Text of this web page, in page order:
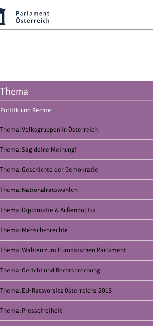
Thema
Politik und Rechte
Thema: Volksgruppen in Österreich
Thema: Sag deine Meinung!
Thema: Geschichte der Demokratie
Thema: Nationalratswahlen
Thema: Diplomatie & Außenpolitik
Thema: Menschenrechte
Thema: Wahlen zum Europäischen Parlament
Thema: Gericht und Rechtsprechung
Thema: EU-Ratsvorsitz Österreichs 2018
Thema: Pressefreiheit